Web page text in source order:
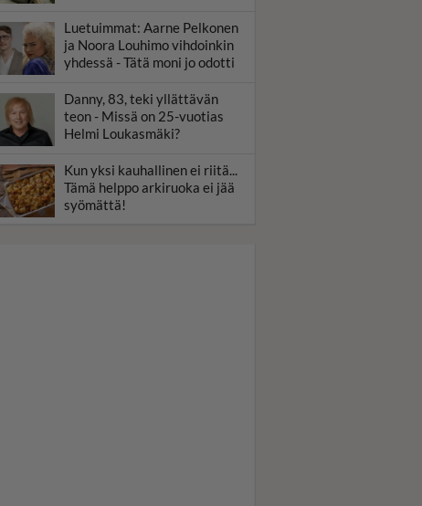
Luetuimmat: Aarne Pelkonen
ja Noora Louhimo vihdoinkin
yhdessä - Tätä moni jo odotti
Danny, 83, teki yllättävän
teon - Missä on 25-vuotias
Helmi Loukasmäki?
Kun yksi kauhallinen ei riitä...
Tämä helppo arkiruoka ei jää
syömättä!